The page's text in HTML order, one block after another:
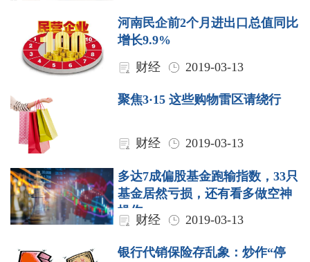
河南民企前2个月进出口总值同比
增长9.9%
财经
2019-03-13
聚焦3·15 这些购物雷区请绕行
财经 2019-03-13
多达7成偏股基金跑输指数，33只
基金居然亏损，还有看多做空神
操作
财经 2019-03-13
银行代销保险存乱象：炒作“停